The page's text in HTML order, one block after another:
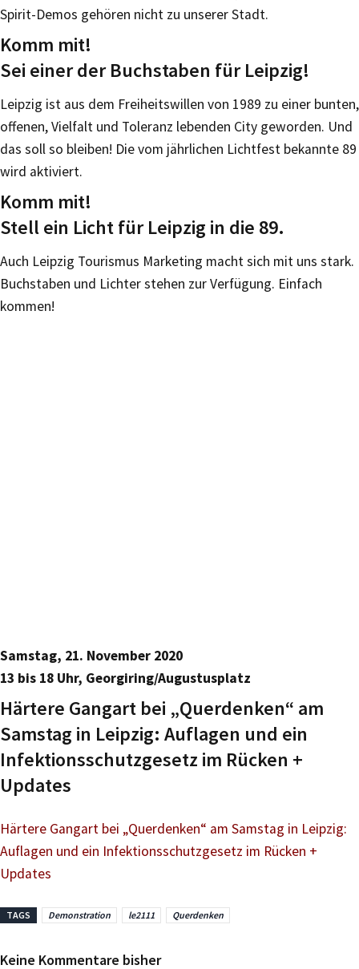
Spirit-Demos gehören nicht zu unserer Stadt.
Komm mit!
Sei einer der Buchstaben für Leipzig!
Leipzig ist aus dem Freiheitswillen von 1989 zu einer bunten,
offenen, Vielfalt und Toleranz lebenden City geworden. Und
das soll so bleiben! Die vom jährlichen Lichtfest bekannte 89
wird aktiviert.
Komm mit!
Stell ein Licht für Leipzig in die 89.
Auch Leipzig Tourismus Marketing macht sich mit uns stark.
Buchstaben und Lichter stehen zur Verfügung. Einfach
kommen!
Samstag, 21. November 2020
13 bis 18 Uhr, Georgiring/Augustusplatz
Härtere Gangart bei „Querdenken“ am
Samstag in Leipzig: Auflagen und ein
Infektionsschutzgesetz im Rücken +
Updates
Härtere Gangart bei „Querdenken“ am Samstag in Leipzig:
Auflagen und ein Infektionsschutzgesetz im Rücken +
Updates
TAGS Demonstration le2111 Querdenken
Keine Kommentare bisher